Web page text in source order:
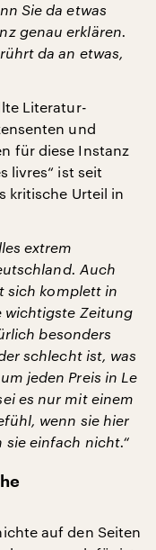
Sie da etwas
genau erklären.
da an etwas,
Literatur-
und
für diese Instanz
livres“ ist seit
kritische Urteil in
extrem
Auch
sich komplett in
wichtigste Zeitung
besonders
schlecht ist, was
jeden Preis in Le
es nur mit einem
wenn sie hier
einfach nicht.“
auf den Seiten